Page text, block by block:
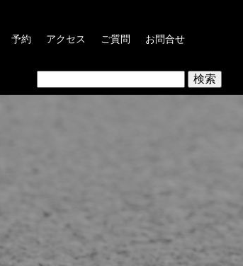
予約 アクセス ご質問 お問合せ
検
索: